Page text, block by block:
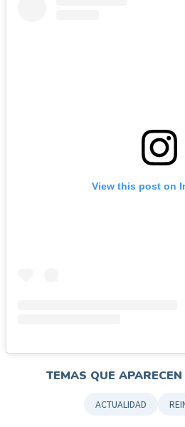
View this post on
TEMAS QUE
ACTUALIDAD